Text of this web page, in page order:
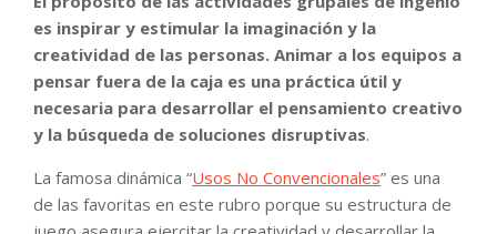
es inspirar y estimular la imaginación y la
creatividad de las personas. Animar a los equipos a
pensar fuera de la caja es una práctica útil y
necesaria para desarrollar el pensamiento creativo
y la búsqueda de soluciones disruptivas.
La famosa dinámica “Usos No Convencionales” es una
de las favoritas en este rubro porque su estructura de